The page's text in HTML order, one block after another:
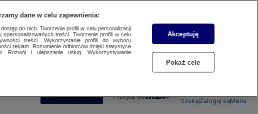
SUBSKRYBUJ Przejdź do
SzukajZaloguj sięMenu
dane w celu zapewnienia:
do nich. Tworzenie profili w celu personalizacji
treści. Tworzenie profili w celu
treści. Wykorzystanie profili do wyboru
reklam. Rozumienie odbiorców dzięki statystyce
Rozwój i ulepszanie usług. Wykorzystywanie
Akceptuję
Pokaż cele